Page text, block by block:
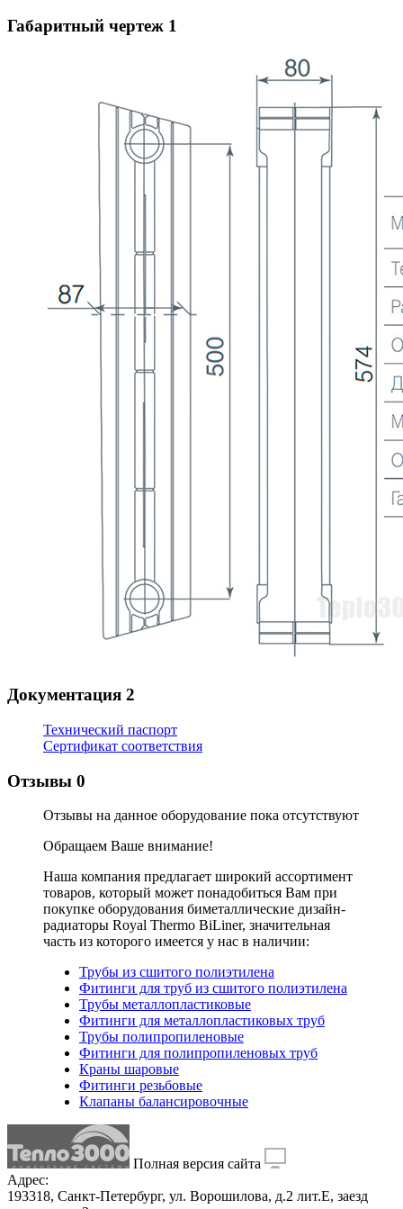
Габаритный чертеж 1
Документация 2
Технический паспорт
Сертификат соответствия
Отзывы 0
Отзывы на данное оборудование пока отсутствуют
Обращаем Ваше внимание!
Наша компания предлагает широкий ассортимент
товаров, который может понадобиться Вам при
покупке оборудования биметаллические дизайн-
радиаторы Royal Thermo BiLiner, значительная
часть из которого имеется у нас в наличии:
Трубы из сшитого полиэтилена
Фитинги для труб из сшитого полиэтилена
Трубы металлопластиковые
Фитинги для металлопластиковых труб
Трубы полипропиленовые
Фитинги для полипропиленовых труб
Краны шаровые
Фитинги резьбовые
Клапаны балансировочные
Полная версия сайта
Адрес:
193318, Санкт-Петербург, ул. Ворошилова, д.2 лит.Е, заезд